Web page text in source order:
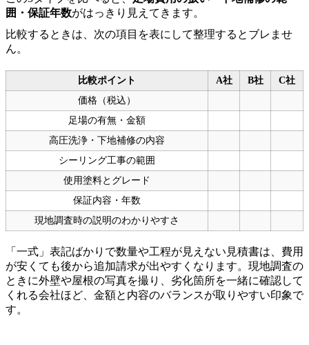
囲・保証年数がはっきり見えてきます。
比較するときは、次の項目を表にして整理するとブレませ
ん。
比較ポイント A社 B社
C社
価格（税込）
足場の有無・金額
高圧洗浄・下地補修の内容
シーリング工事の範囲
使用塗料とグレード
保証内容・年数
現地調査時の説明のわかりやすさ
「一式」表記ばかりで数量や工程が見えない見積書は、費用
が安くても後から追加請求が出やすくなります。現地調査の
ときに外壁や屋根の写真を撮り、劣化箇所を一緒に確認して
くれる会社ほど、金額と内容のバランスが取りやすい印象で
す。